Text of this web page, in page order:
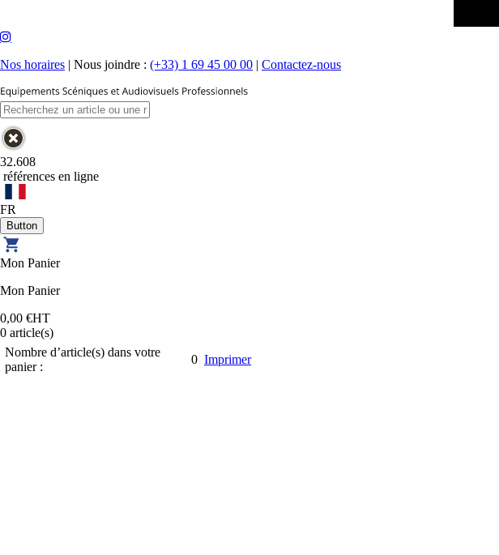
Nos horaires | Nous joindre : (+33) 1 69 45 00 00 | Contactez-nous
32.608
références en ligne
FR
Mon Panier
Mon Panier
0,00 €HT
0 article(s)
Nombre d’article(s) dans votre
panier :
0 Imprimer